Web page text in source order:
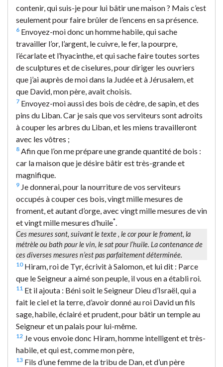
contenir, qui suis-je pour lui bâtir une maison ? Mais c’est
seulement pour faire brûler de l’encens en sa présence.
6 Envoyez-moi donc un homme habile, qui sache
travailler l’or, l’argent, le cuivre, le fer, la pourpre,
l’écarlate et l’hyacinthe, et qui sache faire toutes sortes
de sculptures et de ciselures, pour diriger les ouvriers
que j’ai auprès de moi dans la Judée et à Jérusalem, et
que David, mon père, avait choisis.
7 Envoyez-moi aussi des bois de cèdre, de sapin, et des
pins du Liban. Car je sais que vos serviteurs sont adroits
à couper les arbres du Liban, et les miens travailleront
avec les vôtres ;
8 Afin que l’on me prépare une grande quantité de bois :
car la maison que je désire bâtir est très-grande et
magnifique.
9 Je donnerai, pour la nourriture de vos serviteurs
occupés à couper ces bois, vingt mille mesures de
froment, et autant d’orge, avec vingt mille mesures de vin
et vingt mille mesures d’huile*
Ces mesures sont, suivant le texte , lecorpour le froment, la
métrèleou bath pour le vin, lesatpour l’huile. La contenance de
ces diverses mesures n’est pas parfaitement déterminée.
10Hiram, roi de Tyr, écrivit à Salomon, et lui dit : Parce
que le Seigneur a aimé son peuple, il vous en a établi roi.
11 Et il ajouta : Béni soit le Seigneur Dieu d’Israël, qui a
fait le ciel et la terre, d’avoir donné au roi David un fils
sage, habile, éclairé et prudent, pour bâtir un temple au
Seigneur et un palais pour lui-même.
12 Je vous envoie donc Hiram, homme intelligent et très-
habile, et qui est, comme mon père,
13 Fils d’une femme de la tribu de Dan, et d’un père